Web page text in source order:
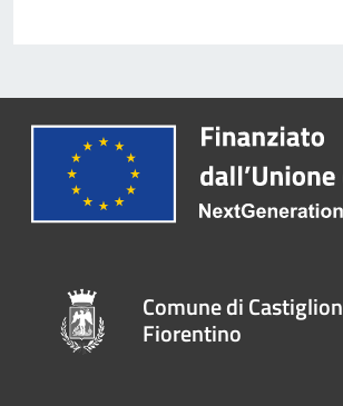
Comune di Castiglion
Fiorentino